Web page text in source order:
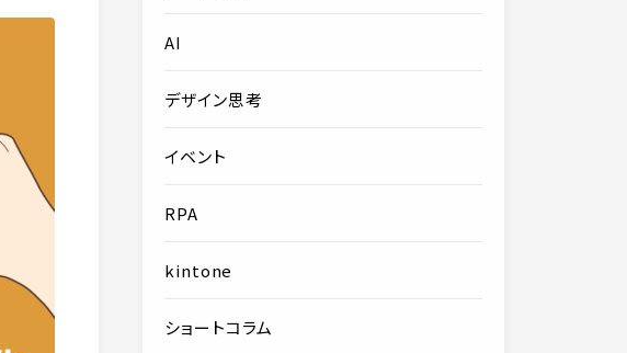
AI
デザイン思考
イベント
RPA
kintone
ショートコラム